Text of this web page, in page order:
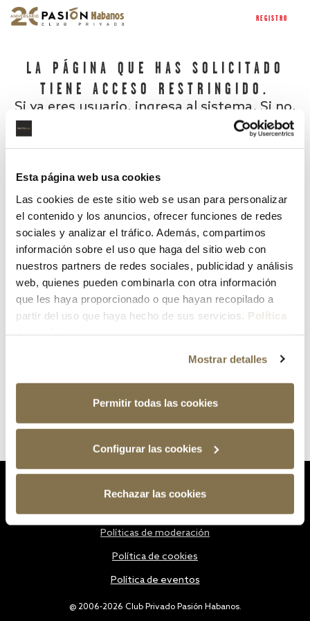
Esta página web usa cookies
Las cookies de este sitio web se usan para personalizar
el contenido y los anuncios, ofrecer funciones de redes
sociales y analizar el tráfico. Además, compartimos
información sobre el uso que haga del sitio web con
nuestros partners de redes sociales, publicidad y análisis
web, quienes pueden combinarla con otra información
que les haya proporcionado o que hayan recopilado a
partir del uso que haya hecho de sus servicios. Política
Mostrar detalles
Permitir todas las cookies
Configurar las cookies
Rechazar las cookies
REGISTRO
LA PÁGINA QUE HAS SOLICITADO
TIENE ACCESO RESTRINGIDO.
Si ya eres usuario, ingresa al sistema. Si no,
¿Has olvidado tu contraseña?
@ 2006-2026 Club Privado Pasión Habanos.
Políticas de moderación
Política de cookies
Política de eventos